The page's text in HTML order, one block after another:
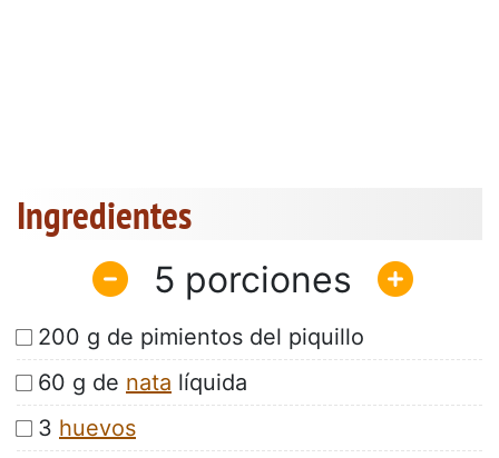
Ingredientes
5
200 g de pimientos del piquillo
60 g de nata líquida
3 huevos